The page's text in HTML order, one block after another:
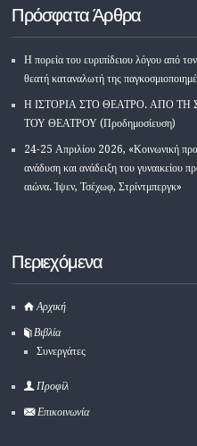
Πρόσφατα Άρθρα
Η πορεία του ευριπίδειου λόγου από
θεατή καταναλωτή της
Η ΙΣΤΟΡΙΑ ΣΤΟ ΘΕΑΤΡΟ. ΑΠΟ
ΤΟΥ ΘΕΑΤΡΟΥ (Προδημοσίευση)
24-25 Απριλίου 2026, «Κοινωνική
ανάδυση και ανάδειξη του γυναικείου
αιώνα. Ίψεν, Τσέχωφ, Στρίντμπεργκ»
Περιεχόμενα
Αρχική
Βιβλία
Συνεργάτες
Προφίλ
Επικοινωνία